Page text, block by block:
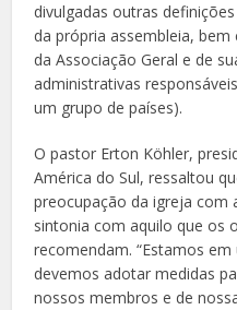
divulgadas outras
da própria assembleia,
da Associação Geral e de
administrativas
um grupo de países).
O pastor Erton Köhler,
América do Sul, ressaltou
preocupação da igreja com
sintonia com aquilo que os
recomendam. “Estamos
devemos adotar medidas
nossos membros e de